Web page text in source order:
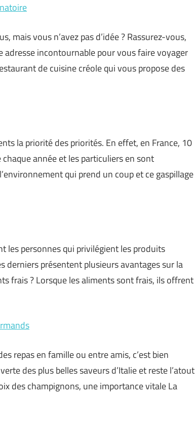
mais vous n’avez pas d’idée ? Rassurez-vous,
incontournable pour vous faire voyager
de cuisine créole qui vous propose des
la priorité des priorités. En effet, en France, 10
année et les particuliers en sont
qui prend un coup et ce gaspillage
les personnes qui privilégient les produits
présentent plusieurs avantages sur la
frais ? Lorsque les aliments sont frais, ils offrent
repas en famille ou entre amis, c’est bien
des plus belles saveurs d’Italie et reste l’atout
des champignons, une importance vitale La